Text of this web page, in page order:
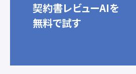
契約書レビューAIを
無料で試す